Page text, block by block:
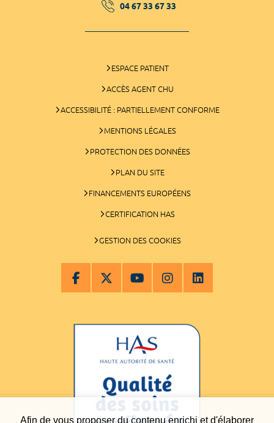
Afin de vous proposer du contenu enrichi et d'élaborer
04 67 33 67 33
ESPACE PATIENT
ACCÈS AGENT CHU
ACCESSIBILITÉ : PARTIELLEMENT CONFORME
MENTIONS LÉGALES
PROTECTION DES DONNÉES
PLAN DU SITE
FINANCEMENTS EUROPÉENS
CERTIFICATION HAS
GESTION DES COOKIES